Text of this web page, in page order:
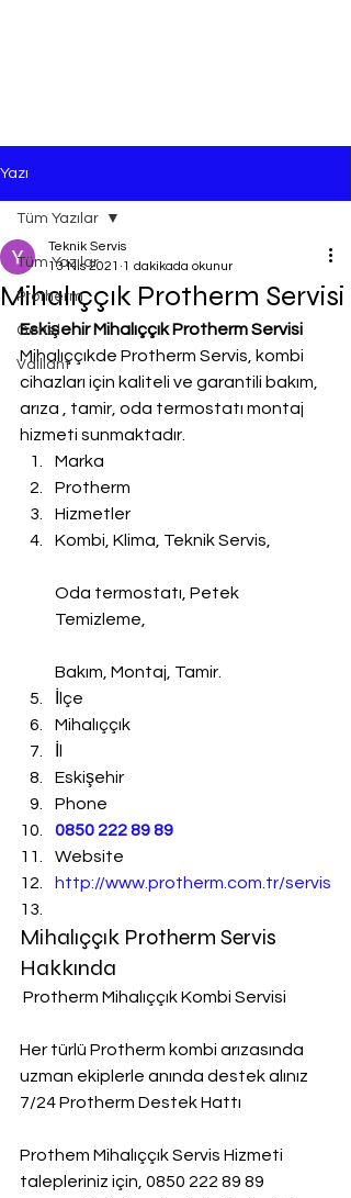
Yazı
Tüm Yazılar
Protherm
Genel
Vaillant
Tüm Yazılar
Mihalıççık Protherm Servisi
Teknik Servis
13 Nis 2021 1 dakikada okunur
Eskişehir Mihalıççık Protherm Servisi
Mihalıççıkde Protherm Servis, kombi
cihazları için kaliteli ve garantili bakım,
arıza , tamir, oda termostatı montaj
hizmeti sunmaktadır.
Marka
Protherm
Hizmetler
Kombi, Klima, Teknik Servis,
Oda termostatı, Petek
Temizleme,
Bakım, Montaj, Tamir.
İlçe
Mihalıççık
Eskişehir
Phone
0850 222 89 89
Website
http://www.protherm.com.tr/servis
Mihalıççık Protherm Servis
Hakkında
Protherm Mihalıççık Kombi Servisi
Her türlü Protherm kombi arızasında
uzman ekiplerle anında destek alınız
7/24 Protherm Destek Hattı
Prothem Mihalıççık Servis Hizmeti
talepleriniz için, 0850 222 89 89